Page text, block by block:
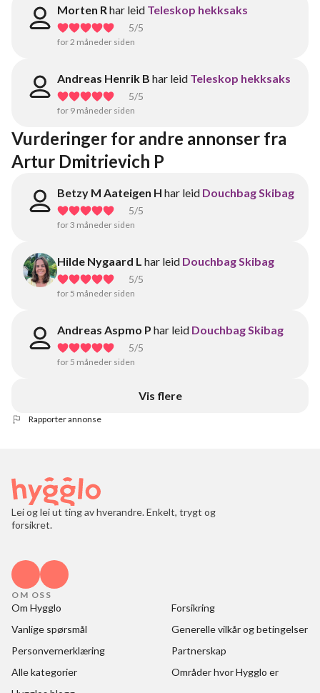
Morten Rhar leid Teleskop hekksaks
5/5
for 2 måneder siden
Andreas Henrik B har leid Teleskop hekksaks
5/5
for 9 måneder siden
Vurderinger for andre annonser fra
Artur Dmitrievich P
Betzy M Aateigen H har leid Douchbag Skibag
5/5
for 3 måneder siden
Hilde Nygaard L har leid Douchbag Skibag
5/5
for 5 måneder siden
Andreas Aspmo P har leid Douchbag Skibag
5/5
for 5 måneder siden
Vis flere
Rapporter annonse
Lei og lei ut ting av hverandre. Enkelt, trygt og
forsikret.
OM OSS
Om Hygglo
Forsikring
Vanlige spørsmål
Generelle vilkår og betingelser
Personvernerklæring
Partnerskap
Alle kategorier
Områder hvor Hygglo er